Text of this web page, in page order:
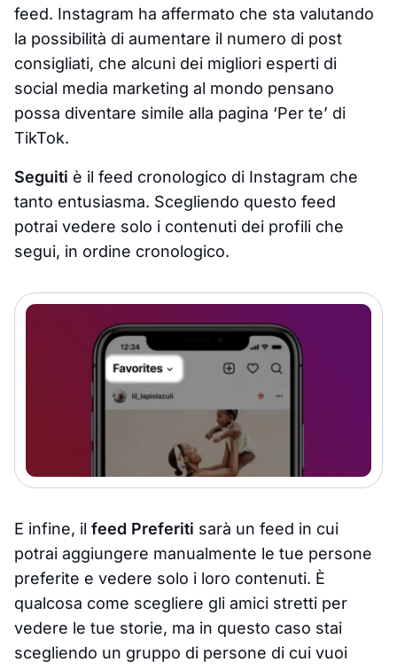
feed. Instagram ha affermato che sta valutando
la possibilità di aumentare il numero di post
consigliati, che alcuni dei migliori esperti di
social media marketing al mondo pensano
possa diventare simile alla pagina ‘Per te’ di
TikTok.
Seguiti è il feed cronologico di Instagram che
tanto entusiasma. Scegliendo questo feed
potrai vedere solo i contenuti dei profili che
segui, in ordine cronologico.
E infine, il feed Preferiti sarà un feed in cui
potrai aggiungere manualmente le tue persone
preferite e vedere solo i loro contenuti. È
qualcosa come scegliere gli amici stretti per
vedere le tue storie, ma in questo caso stai
scegliendo un gruppo di persone di cui vuoi